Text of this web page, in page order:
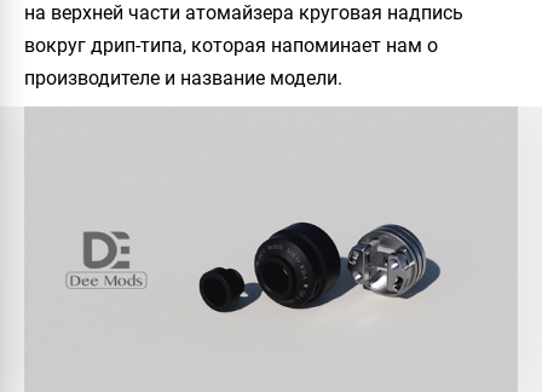
на верхней части атомайзера круговая надпись
вокруг дрип-типа, которая напоминает нам о
производителе и название модели.